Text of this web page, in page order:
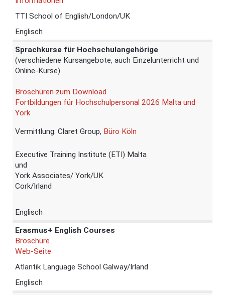
TTI School of English/London/UK
Englisch
Sprachkurse für Hochschulangehörige
(verschiedene Kursangebote, auch Einzelunterricht und
Online-Kurse)
Broschüren zum Download
Fortbildungen für Hochschulpersonal 2026 Malta und
York
Vermittlung: Claret Group, Büro Köln
Executive Training Institute (ETI) Malta
und
York Associates/ York/UK
Cork/Irland
Englisch
Erasmus+ English Courses
Broschüre
Web-Seite
Atlantik Language School Galway/Irland
Englisch